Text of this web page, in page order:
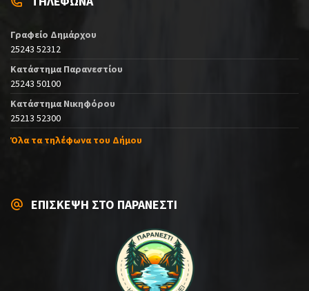
Γραφείο Δημάρχου
25243 52312
Κατάστημα Παρανεστίου
25243 50100
Κατάστημα Νικηφόρου
25213 52300
Όλα τα τηλέφωνα του Δήμου
ΕΠΙΣΚΕΨΗ ΣΤΟ ΠΑΡΑΝΕΣΤΙ